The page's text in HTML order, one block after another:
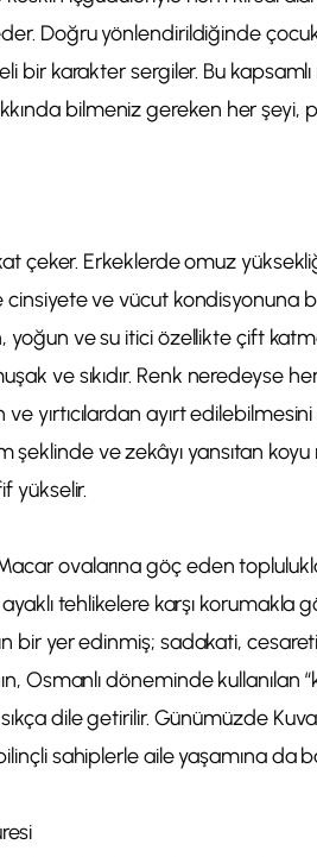
Doğru yönlendirildiğinde
bir karakter sergiler. Bu
bilmeniz gereken her şeyi,
çeker. Erkeklerde omuz
cinsiyete ve vücut kondisyonuna
yoğun ve su itici özellikte çift
ve sıkıdır. Renk neredeyse
yırtıcılardan ayırt edilebilmesini
ve zekâyı yansıtan
yükselir.
ovalarına göç eden
tehlikelere karşı korumakla
bir yer edinmiş; sadakati,
Osmanlı döneminde kullanılan
dile getirilir. Günümüzde
sahiplerle aile yaşamına da